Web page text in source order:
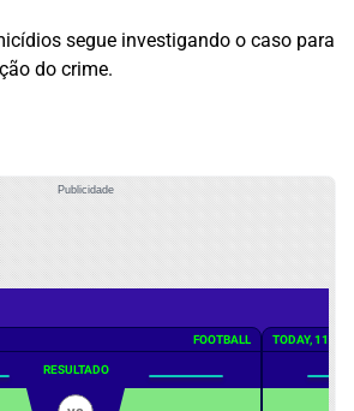
segue investigando o caso para
do crime.
Publicidade